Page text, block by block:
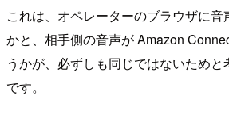
これは、オペレーターのブラウザに音
かと、相手側の音声が Amazon
うかが、必ずしも同じではないため
です。